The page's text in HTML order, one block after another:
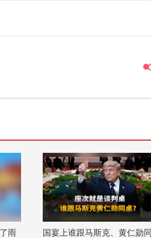
雨
国宴上谁跟马斯克、黄仁勋同